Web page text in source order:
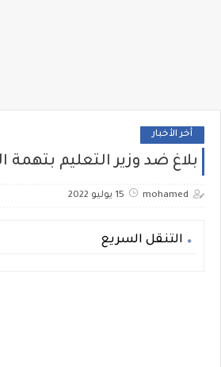
أخر الأخبار
بلاغ ضد وزير التعليم بتهمة
mohamed 15 يوليو 2022
التنقل السريع